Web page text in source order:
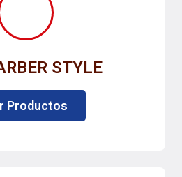
STYLE
Productos